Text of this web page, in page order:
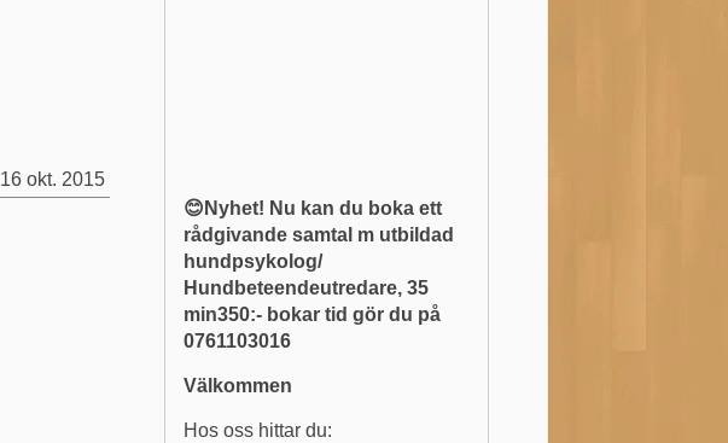
16 okt. 2015
😊Nyhet! Nu kan du boka ett
rådgivande samtal m utbildad
hundpsykolog/
Hundbeteendeutredare, 35
min350:- bokar tid gör du på
0761103016
Välkommen
Hos oss hittar du: